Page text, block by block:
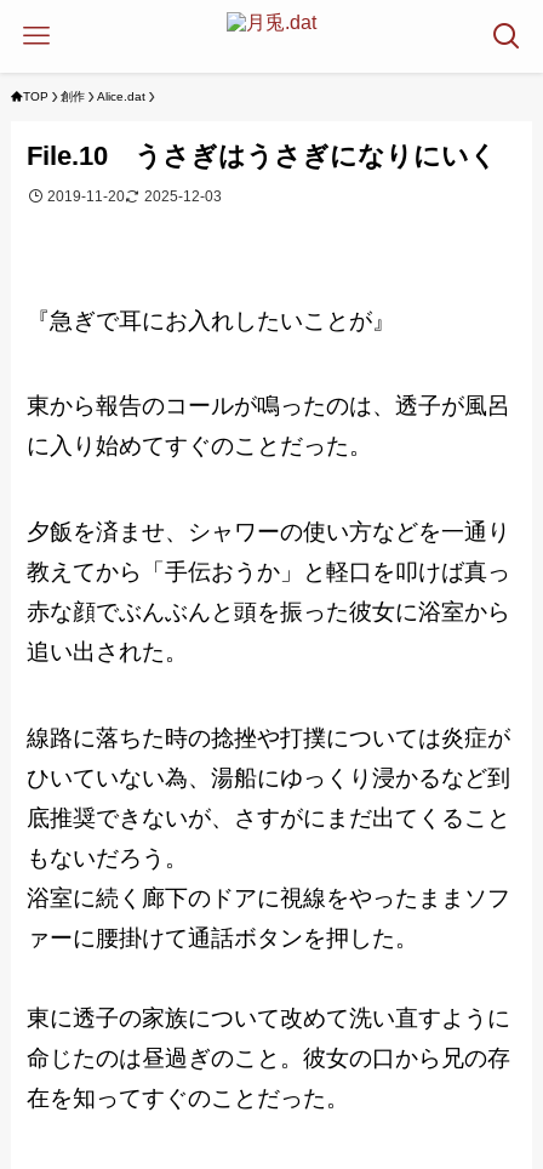
TOP 創作 Alice.dat
File.10 うさぎはうさぎになりにいく
2019-11-20 2025-12-03
『急ぎで耳にお入れしたいことが』
東から報告のコールが鳴ったのは、透子が風呂
に入り始めてすぐのことだった。
夕飯を済ませ、シャワーの使い方などを一通り
教えてから「手伝おうか」と軽口を叩けば真っ
赤な顔でぶんぶんと頭を振った彼女に浴室から
追い出された。
線路に落ちた時の捻挫や打撲については炎症が
ひいていない為、湯船にゆっくり浸かるなど到
底推奨できないが、さすがにまだ出てくること
もないだろう。
浴室に続く廊下のドアに視線をやったままソフ
ァーに腰掛けて通話ボタンを押した。
東に透子の家族について改めて洗い直すように
命じたのは昼過ぎのこと。彼女の口から兄の存
在を知ってすぐのことだった。